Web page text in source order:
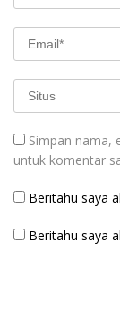
Simpan nama,
untuk komentar
Beritahu saya
Beritahu saya